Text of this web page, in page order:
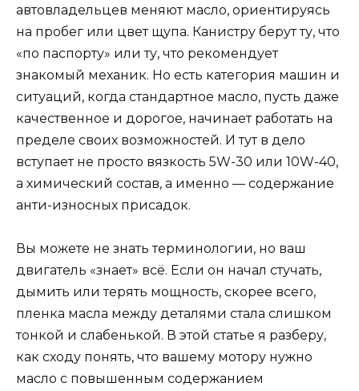
автовладельцев меняют масло, ориентируясь
на пробег или цвет щупа. Канистру берут ту, что
«по паспорту» или ту, что рекомендует
знакомый механик. Но есть категория машин и
ситуаций, когда стандартное масло, пусть даже
качественное и дорогое, начинает работать на
пределе своих возможностей. И тут в дело
вступает не просто вязкость 5W-30 или 10W-40,
а химический состав, а именно — содержание
анти-износных присадок.
Вы можете не знать терминологии, но ваш
двигатель «знает» всё. Если он начал стучать,
дымить или терять мощность, скорее всего,
пленка масла между деталями стала слишком
тонкой и слабенькой. В этой статье я разберу,
как сходу понять, что вашему мотору нужно
масло с повышенным содержанием